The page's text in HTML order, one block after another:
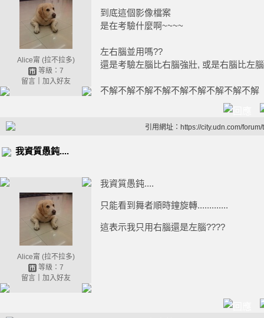
Alice甯 (拉不拉多)
等級：7
留言｜ 加入好友
到底這個影像檔案
是在考驗什麼啊~~~~
左右腦並用嗎??
還是考驗左腦比右腦強壯, 或是右腦比左
不解不解不解不解不解不解不解不解不解
引用網址：https://city.udn.com/
我資質愚鈍....
Alice甯 (拉不拉多)
等級：7
留言｜ 加入好友
我資質愚鈍....
只能看到舞者順時鐘旋轉.............
這表示我只用右腦還是左腦????